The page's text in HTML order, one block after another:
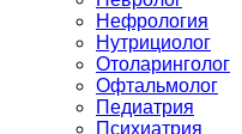
Нефрология
Нутрициолог
Отоларинголог
Офтальмолог
Педиатрия
Психиатрия